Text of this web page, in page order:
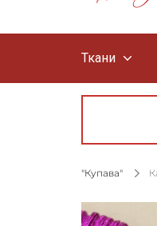
Ткани
"Купава"